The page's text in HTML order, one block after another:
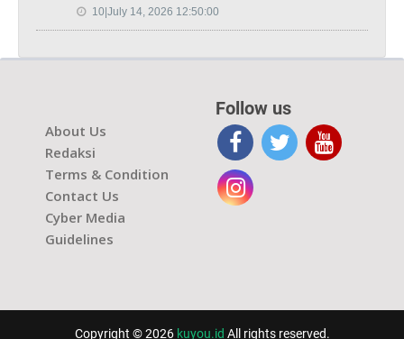
10|July 14, 2026 12:50:00
About Us
Redaksi
Terms & Condition
Contact Us
Cyber Media
Guidelines
Follow us
Copyright © 2026 kuyou.id All rights reserved.